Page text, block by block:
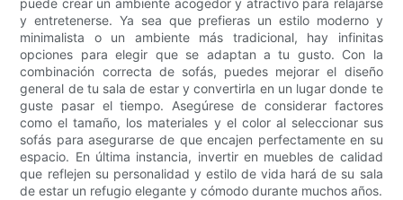
puede crear un ambiente acogedor y atractivo para relajarse
y entretenerse. Ya sea que prefieras un estilo moderno y
minimalista o un ambiente más tradicional, hay infinitas
opciones para elegir que se adaptan a tu gusto. Con la
combinación correcta de sofás, puedes mejorar el diseño
general de tu sala de estar y convertirla en un lugar donde te
guste pasar el tiempo. Asegúrese de considerar factores
como el tamaño, los materiales y el color al seleccionar sus
sofás para asegurarse de que encajen perfectamente en su
espacio. En última instancia, invertir en muebles de calidad
que reflejen su personalidad y estilo de vida hará de su sala
de estar un refugio elegante y cómodo durante muchos años.